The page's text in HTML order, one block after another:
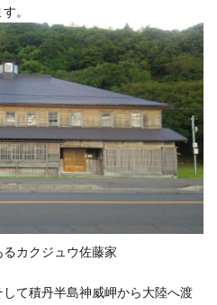
。
カクジュウ佐藤家
て積丹半島神威岬から大陸へ渡